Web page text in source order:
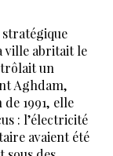
ville abritait le
un
Aghdam,
1991, elle
: l’électricité
avaient été